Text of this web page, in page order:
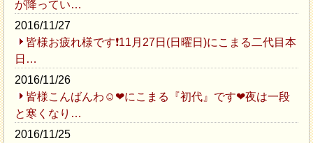
が降ってい…
2016/11/27
皆様お疲れ様です❗11月27日(日曜日)にこまる二代目本
日…
2016/11/26
皆様こんばんわ☺❤にこまる『初代』です❤夜は一段
と寒くなり…
2016/11/25